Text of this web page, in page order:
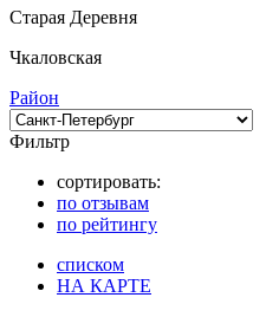
Старая Деревня
Чкаловская
Район
Фильтр
сортировать:
по отзывам
по рейтингу
списком
НА КАРТЕ